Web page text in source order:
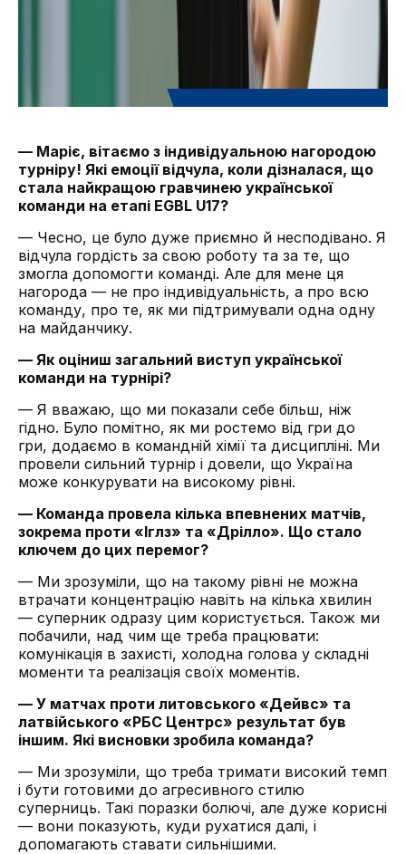
— Маріє, вітаємо з індивідуальною нагородою
турніру! Які емоції відчула, коли дізналася, що
стала найкращою гравчинею української
команди на етапі EGBL U17?
— Чесно, це було дуже приємно й несподівано. Я
відчула гордість за свою роботу та за те, що
змогла допомогти команді. Але для мене ця
нагорода — не про індивідуальність, а про всю
команду, про те, як ми підтримували одна одну
на майданчику.
— Як оціниш загальний виступ української
команди на турнірі?
— Я вважаю, що ми показали себе більш, ніж
гідно. Було помітно, як ми ростемо від гри до
гри, додаємо в командній хімії та дисципліні. Ми
провели сильний турнір і довели, що Україна
може конкурувати на високому рівні.
— Команда провела кілька впевнених матчів,
зокрема проти «Іглз» та «Дрілло». Що стало
ключем до цих перемог?
— Ми зрозуміли, що на такому рівні не можна
втрачати концентрацію навіть на кілька хвилин
— суперник одразу цим користується. Також ми
побачили, над чим ще треба працювати:
комунікація в захисті, холодна голова у складні
моменти та реалізація своїх моментів.
— У матчах проти литовського «Дейвс» та
латвійського «РБС Центрс» результат був
іншим. Які висновки зробила команда?
— Ми зрозуміли, що треба тримати високий темп
і бути готовими до агресивного стилю
суперниць. Такі поразки болючі, але дуже корисні
— вони показують, куди рухатися далі, і
допомагають ставати сильнішими.